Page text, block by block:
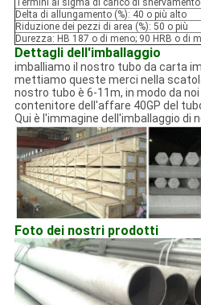
Termini al sigma di carico di
Delta di allungamento (%): 40 o più alto
Riduzione dei pezzi di area (%): 50 o più
Durezza: HB 187 o di meno; 90 HRB o di
Dettagli dell'imballaggio
imballiamo il nostro tubo da carta
mettiamo queste merci nella
nostro tubo è 6-11m, in modo da
contenitore dell'affare 40GP del
Qui è l'immagine dell'imballaggio di
Foto dei nostri prodotti